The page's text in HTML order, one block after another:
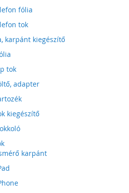
fólia
tok
karpánt kiegészítő
tok
adapter
kiegészítő
karpánt